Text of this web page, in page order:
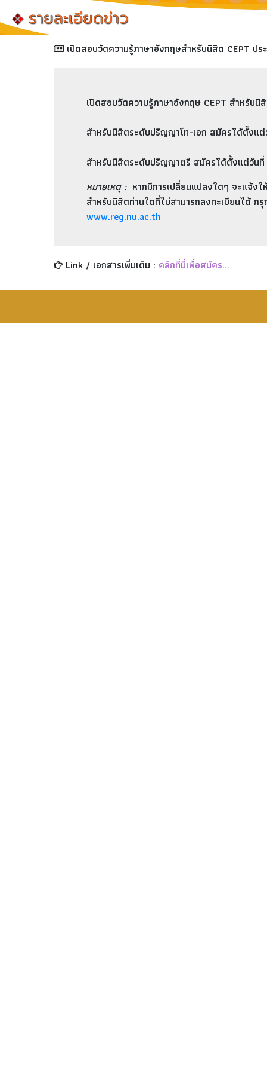
เปิดสอบวัดความรู้ภาษาอังกฤษสำหรับนิสิต CEPT ป
เปิดสอบวัดความรู้ภาษาอังกฤษ CEPT สำหรับ
สำหรับนิสิตระดับปริญญาโท-เอก สมัครได้ตั้งแ
สำหรับนิสิตระดับปริญญาตรี สมัครได้ตั้งแต่วันที่
หมายเหตุ :หากมีการเปลี่ยนแปลงใดๆ จะแจ้งใ
สำหรับนิสิตท่านใดที่ไม่สามารถลงทะเบียนได้
www.reg.nu.ac.th
Link / เอกสารเพิ่มเติม : คลิกที่นี่เพื่อสมัคร...